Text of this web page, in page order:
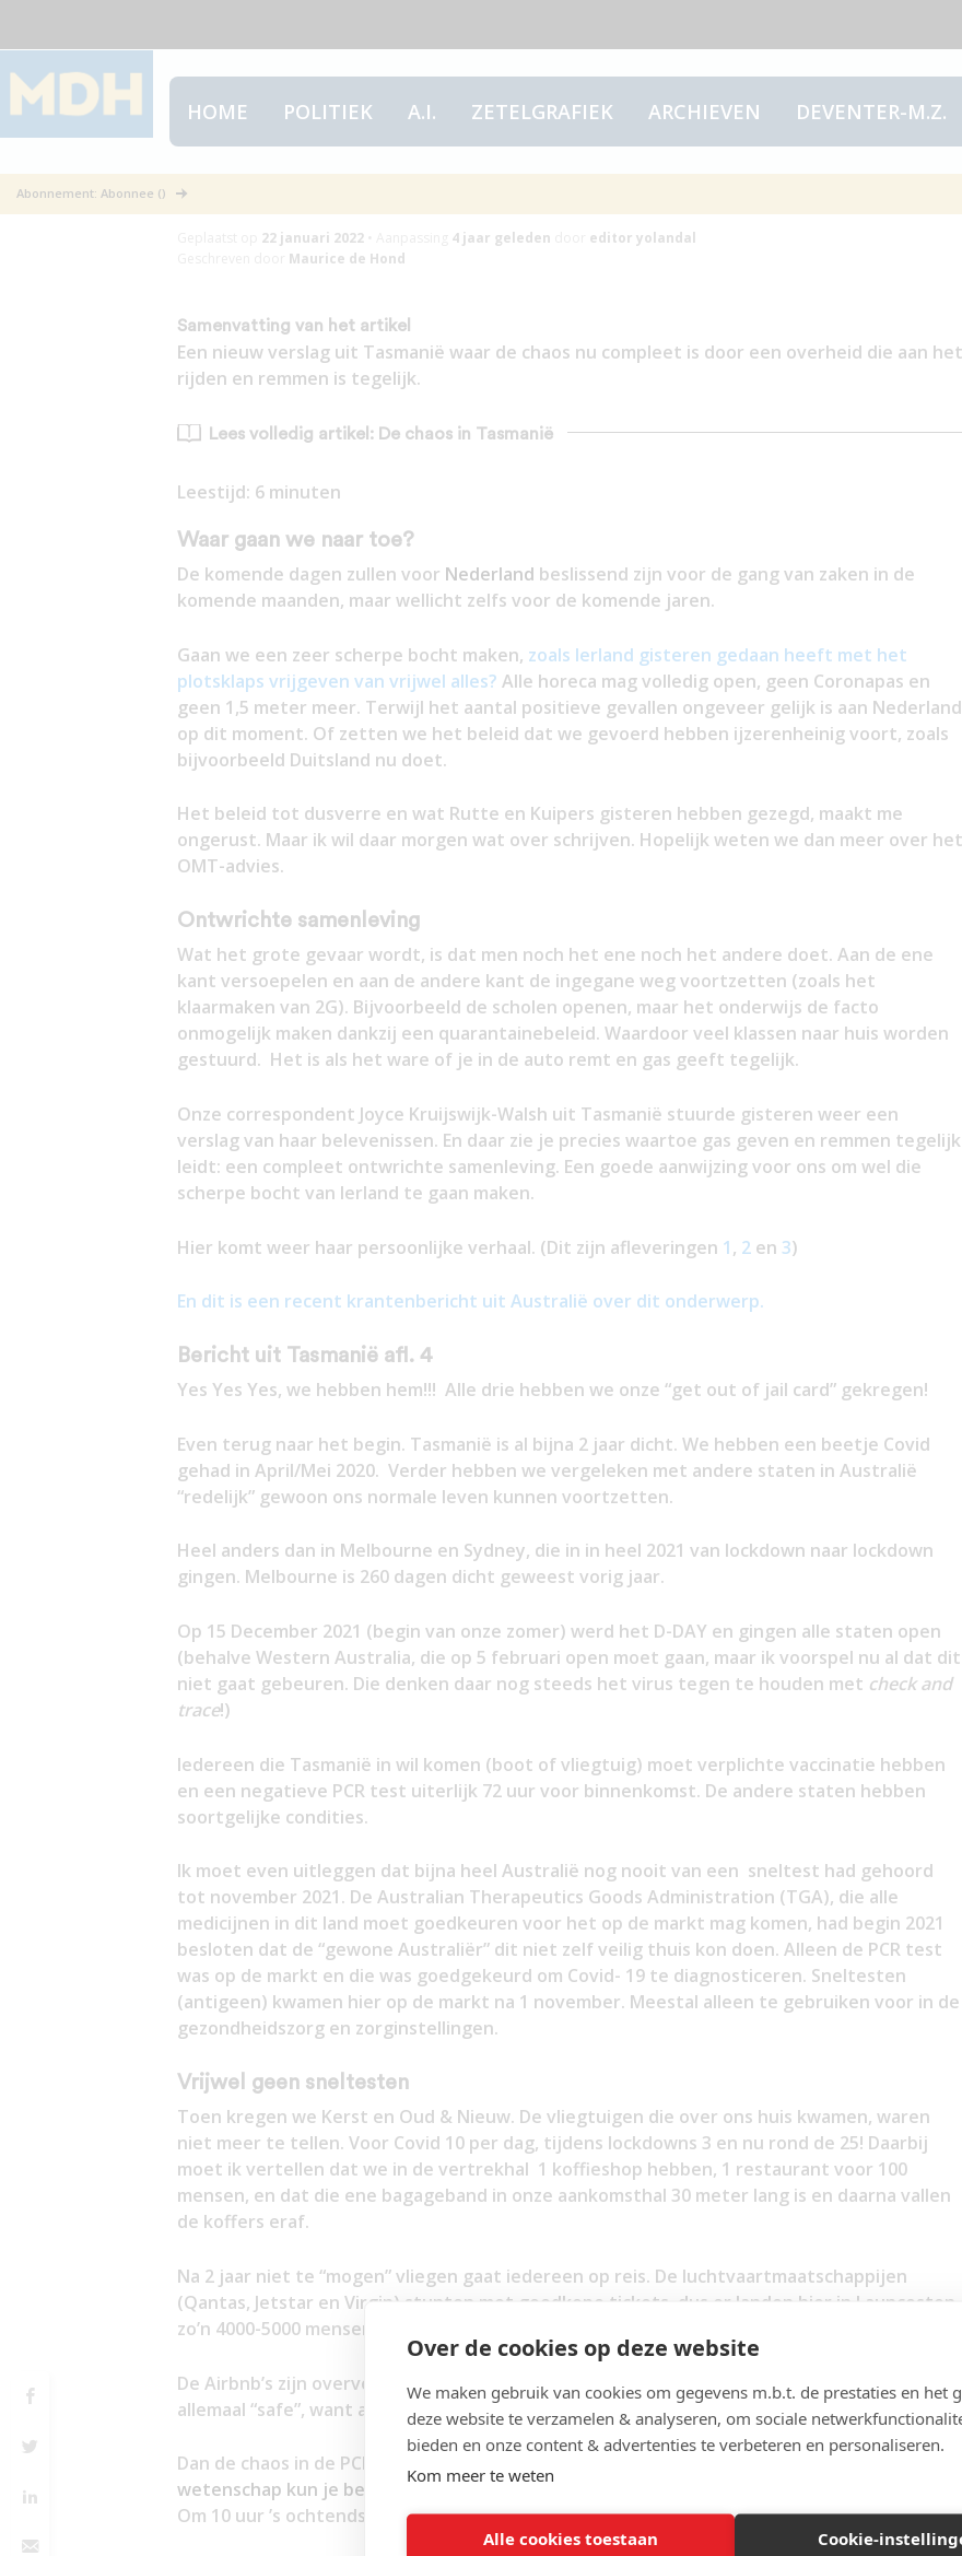
Over de cookies op deze website
We maken gebruik van cookies om gegevens m.b.t. de prestaties en het
deze website te verzamelen & analyseren, om sociale
bieden en onze content & advertenties te verbeteren en personaliseren.
Kom meer te weten
Alle cookies toestaan Cookie-
HOME POLITIEK A.I. ZETELGRAFIEK ARCHIEVEN DEVENTER-M.Z.
Abonnement: Abonnee () De chaos in Tasmanië
22 januari 2022• 4 jaar geleden
editor yolandal
Maurice de Hond
Samenvatting van het artikel
Een nieuw verslag uit Tasmanië waar de chaos nu compleet is door een overheid die aan het
rijden en remmen is tegelijk.
Lees volledig artikel: De chaos in Tasmanië
Leestijd: 6 minuten
Waar gaan we naar toe?
De komende dagen zullen voor Nederland beslissend zijn voor de gang van zaken in de
komende maanden, maar wellicht zelfs voor de komende jaren.
Gaan we een zeer scherpe bocht maken, zoals Ierland gisteren gedaan heeft met het
plotsklaps vrijgeven van vrijwel alles? Alle horeca mag volledig open, geen Coronapas en
geen 1,5 meter meer. Terwijl het aantal positieve gevallen ongeveer gelijk is aan Nederland
op dit moment. Of zetten we het beleid dat we gevoerd hebben ijzerenheinig voort, zoals
bijvoorbeeld Duitsland nu doet.
Het beleid tot dusverre en wat Rutte en Kuipers gisteren hebben gezegd, maakt me
ongerust. Maar ik wil daar morgen wat over schrijven. Hopelijk weten we dan meer over het
OMT-advies.
Ontwrichte samenleving
Wat het grote gevaar wordt, is dat men noch het ene noch het andere doet. Aan de ene
kant versoepelen en aan de andere kant de ingegane weg voortzetten (zoals het
klaarmaken van 2G). Bijvoorbeeld de scholen openen, maar het onderwijs de facto
onmogelijk maken dankzij een quarantainebeleid. Waardoor veel klassen naar huis worden
gestuurd. Het is als het ware of je in de auto remt en gas geeft tegelijk.
Onze correspondent Joyce Kruijswijk-Walsh uit Tasmanië stuurde gisteren weer een
verslag van haar belevenissen. En daar zie je precies waartoe gas geven en remmen tegelijk
leidt: een compleet ontwrichte samenleving. Een goede aanwijzing voor ons om wel die
scherpe bocht van Ierland te gaan maken.
Hier komt weer haar persoonlijke verhaal. (Dit zijn afleveringen 1, 2en 3)
En dit is een recent krantenbericht uit Australië over dit onderwerp.
Bericht uit Tasmanië afl. 4
Yes Yes Yes, we hebben hem!!! Alle drie hebben we onze “get out of jail card” gekregen!
Even terug naar het begin. Tasmanië is al bijna 2 jaar dicht. We hebben een beetje Covid
gehad in April/Mei 2020. Verder hebben we vergeleken met andere staten in Australië
“redelijk” gewoon ons normale leven kunnen voortzetten.
Heel anders dan in Melbourne en Sydney, die in in heel 2021 van lockdown naar lockdown
gingen. Melbourne is 260 dagen dicht geweest vorig jaar.
Op 15 December 2021 (begin van onze zomer) werd het D-DAY en gingen alle staten open
(behalve Western Australia, die op 5 februari open moet gaan, maar ik voorspel nu al dat dit
niet gaat gebeuren. Die denken daar nog steeds het virus tegen te houden met check and
trace!)
Iedereen die Tasmanië in wil komen (boot of vliegtuig) moet verplichte vaccinatie hebben
en een negatieve PCR test uiterlijk 72 uur voor binnenkomst. De andere staten hebben
soortgelijke condities.
Ik moet even uitleggen dat bijna heel Australië nog nooit van een sneltest had gehoord
tot november 2021. De Australian Therapeutics Goods Administration (TGA), die alle
medicijnen in dit land moet goedkeuren voor het op de markt mag komen, had begin 2021
besloten dat de “gewone Australiër” dit niet zelf veilig thuis kon doen. Alleen de PCR test
was op de markt en die was goedgekeurd om Covid- 19 te diagnosticeren. Sneltesten
(antigeen) kwamen hier op de markt na 1 november. Meestal alleen te gebruiken voor in de
gezondheidszorg en zorginstellingen.
Vrijwel geen sneltesten
Toen kregen we Kerst en Oud & Nieuw. De vliegtuigen die over ons huis kwamen, waren
niet meer te tellen. Voor Covid 10 per dag, tijdens lockdowns 3 en nu rond de 25! Daarbij
moet ik vertellen dat we in de vertrekhal 1 koffieshop hebben, 1 restaurant voor 100
mensen, en dat die ene bagageband in onze aankomsthal 30 meter lang is en daarna vallen
de koffers eraf.
Na 2 jaar niet te “mogen” vliegen gaat iedereen op reis. De luchtvaartmaatschappijen
(Qantas, Jetstar en Virgin) stunten met goedkope tickets, dus er landen hier in Launceston
zo’n 4000-5000 mensen per dag vanuit het vasteland.
De Airbnb’s zijn overvol, geen huurauto is te krijgen op het vliegveld en het is gelukkig
allemaal “safe”, want alleen gevaccineerden mogen vliegen.
Dan de chaos in de PCR teststraten
. Met die
wetenschap kun je bedenkenhoeveel mensen die willen vliegen, in de rij komen te staan.
Om 10 uur ’s ochtends staan er honderden.